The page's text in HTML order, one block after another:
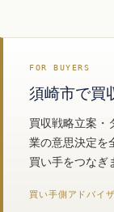
FOR BUYERS
須崎市で買
買収戦略立案・
業の意思決定を
買い手をつなぎ
買い手側アドバイ